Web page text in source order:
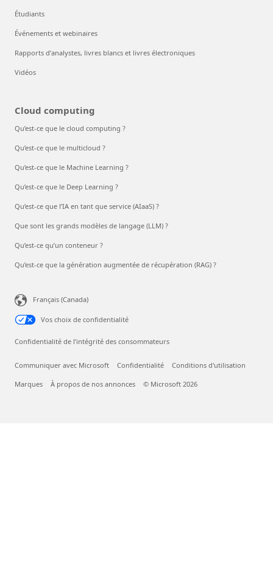
Étudiants
Événements et webinaires
Rapports d’analystes, livres blancs et livres électroniques
Vidéos
Cloud computing
Qu’est-ce que le cloud computing ?
Qu’est-ce que le multicloud ?
Qu’est-ce que le Machine Learning ?
Qu’est-ce que le Deep Learning ?
Qu’est-ce que l’IA en tant que service (AIaaS) ?
Que sont les grands modèles de langage (LLM) ?
Qu’est-ce qu’un conteneur ?
Qu’est-ce que la génération augmentée de récupération (RAG) ?
Français (Canada)
Vos choix de confidentialité
Confidentialité de l’intégrité des consommateurs
Communiquer avec Microsoft Confidentialité Conditions d'utilisation
Marques À propos de nos annonces © Microsoft 2026